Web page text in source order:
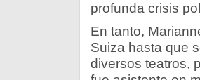
profunda crisis
En tanto,
Suiza hasta que
diversos teatros,